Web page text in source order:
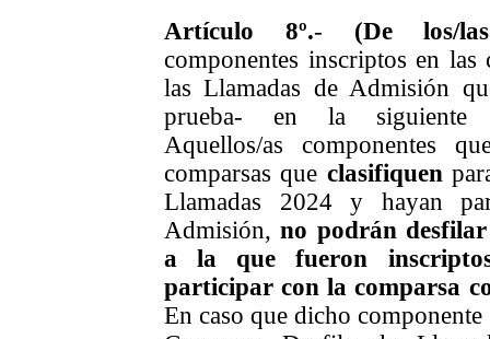
Artículo 8º.- (De los/
componentes inscriptos en las
las Llamadas de Admisión
prueba- en la siguiente
Aquellos/as componentes
comparsas que clasifiquen
Llamadas 2024 y hayan
Admisión,no podrán
a la que fueron
participar con la comparsa
En caso que dicho